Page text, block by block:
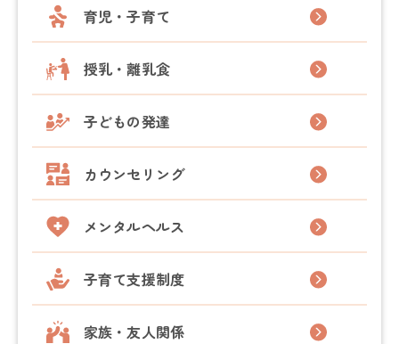
育児・子育て
授乳・離乳食
子どもの発達
カウンセリング
メンタルヘルス
子育て支援制度
家族・友人関係